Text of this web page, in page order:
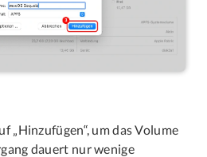
„Hinzufügen“, um das Volume
dauert nur wenige